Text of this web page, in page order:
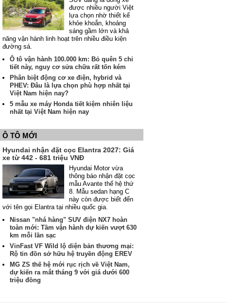
được nhiều người Việt
lựa chọn nhờ thiết kế
khỏe khoắn, khoảng
sáng gầm lớn và khả
năng vận hành linh hoạt trên nhiều điều kiện
đường sá.
Ô tô vận hành 100.000 km: Bỏ quên 5 chi
tiết này, nguy cơ sửa chữa rất tốn kém
Phân biệt động cơ xe điện, hybrid và
PHEV: Đâu là lựa chọn phù hợp nhất tại
Việt Nam hiện nay?
5 mẫu xe máy Honda tiết kiệm nhiên liệu
nhất tại Việt Nam hiện nay
Ô TÔ MỚI
Hyundai nhận đặt cọc Elantra 2027: Giá
xe từ 442 - 681 triệu VNĐ
Hyundai Motor vừa
thông báo nhận đặt cọc
mẫu Avante thế hệ thứ
8. Mẫu sedan hạng C
này còn được biết đến
với tên gọi Elantra tại nhiều quốc gia.
Nissan "nhá hàng" SUV điện NX7 hoàn
toàn mới: Tầm vận hành dự kiến vượt 630
km mỗi lần sạc
VinFast VF Wild lộ diện bản thương mại:
Rộ tin đồn sở hữu hệ truyền động EREV
MG ZS thế hệ mới rục rịch về Việt Nam,
dự kiến ra mắt tháng 9 với giá dưới 600
triệu đồng